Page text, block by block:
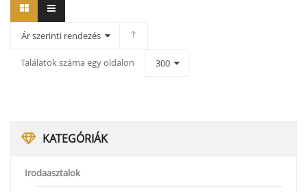
KATEGÓRIÁK
Irodaasztalok
Ár szerinti rendezés
Találatok száma egy oldalon 300